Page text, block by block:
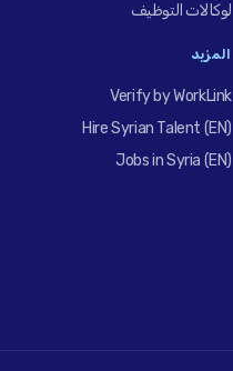
لوكالات التوظيف
المزيد
Verify by WorkLink
Hire Syrian Talent (EN)
Jobs in Syria (EN)